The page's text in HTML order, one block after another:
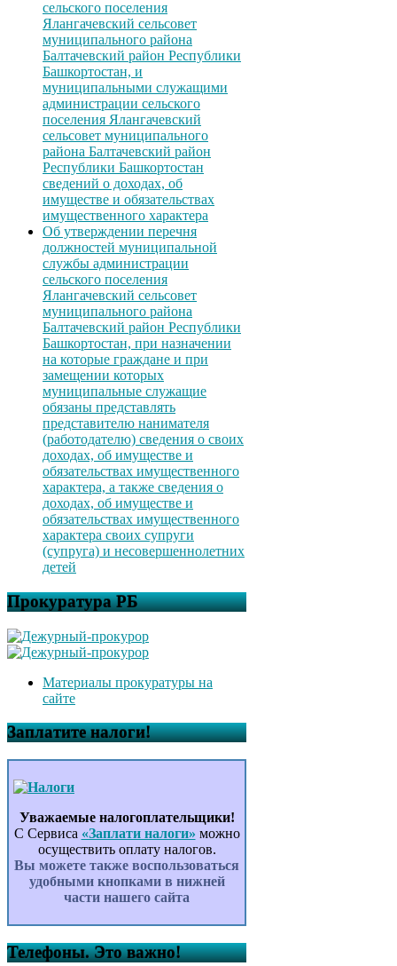
сельского поселения
Ялангачевский сельсовет
муниципального района
Балтачевский район Республики
Башкортостан, и
муниципальными служащими
администрации сельского
поселения Ялангачевский
сельсовет муниципального
района Балтачевский район
Республики Башкортостан
сведений о доходах, об
имуществе и обязательствах
имущественного характера
Об утверждении перечня
должностей муниципальной
службы администрации
сельского поселения
Ялангачевский сельсовет
муниципального района
Балтачевский район Республики
Башкортостан, при назначении
на которые граждане и при
замещении которых
муниципальные служащие
обязаны представлять
представителю нанимателя
(работодателю) сведения о своих
доходах, об имуществе и
обязательствах имущественного
характера, а также сведения о
доходах, об имуществе и
обязательствах имущественного
характера своих супруги
(супруга) и несовершеннолетних
детей
Прокуратура РБ
Материалы прокуратуры на
сайте
Заплатите налоги!
Уважаемые налогоплательщики!
С Сервиса «Заплати налоги» можно
осуществить оплату налогов.
Вы можете также воспользоваться
удобными кнопками в нижней
части нашего сайта
Телефоны. Это важно!